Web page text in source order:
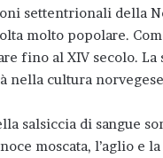
settentrionali della
molto popolare.
fino al XIV secolo.
nella cultura
salsiccia di sangue
moscata, l’aglio